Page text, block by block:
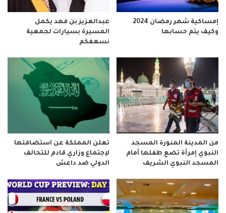
إمساكية شهر رمضان 2024
وكيف يتم حسابها
عبدالعزيز بن فهد يكمل
المسيرة بسيارات لجمعية
نسعفكم
من المدينة المنورة المسجد
النبوي إمرأة تضع طفلها أمام
المسجد النبوي الشريف
تعلن المملكة عن استضافتها
لإجتماع وزاري قادم للتحالف
الدولي ضد داعش